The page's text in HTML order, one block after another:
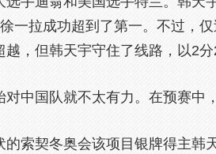
一拉成功超到了第一。不过，
，但韩天宇守住了线路，以2分
国队就不太有力。在预赛中，
契冬奥会该项目银牌得主韩